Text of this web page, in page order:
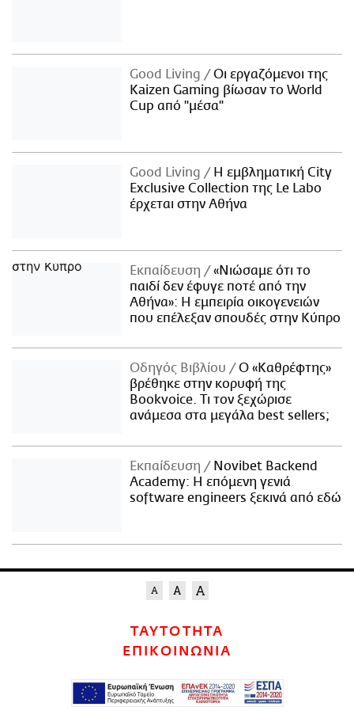
Good Living
Οι εργαζόμενοι της
Kaizen Gaming βίωσαν το World
Cup από "μέσα"
Good Living
Η εμβληματική City
Exclusive Collection της Le Labo
έρχεται στην Αθήνα
Εκπαίδευση
«Νιώσαμε ότι το
παιδί δεν έφυγε ποτέ από την
Αθήνα»: Η εμπειρία οικογενειών
που επέλεξαν σπουδές στην Κύπρο
Οδηγός Βιβλίου
Ο «Καθρέφτης»
βρέθηκε στην κορυφή της
Bookvoice. Τι τον ξεχώρισε
ανάμεσα στα μεγάλα best sellers;
Εκπαίδευση
Novibet Backend
Academy: Η επόμενη γενιά
software engineers ξεκινά από εδώ
ΤΑΥΤΟΤΗΤΑ
ΕΠΙΚΟΙΝΩΝΙΑ